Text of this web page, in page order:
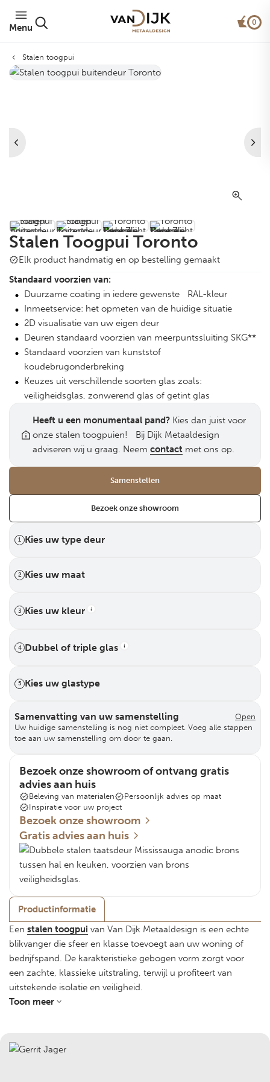
Menu
0
Stalen toogpui
Stalen Toogpui Toronto
Elk product handmatig en op bestelling gemaakt
Standaard voorzien van:
Duurzame coating in iedere gewenste RAL-kleur
Inmeetservice: het opmeten van de huidige situatie
2D visualisatie van uw eigen deur
Deuren standaard voorzien van meerpuntssluiting SKG**
Standaard voorzien van kunststof
koudebrugonderbreking
Keuzes uit verschillende soorten glas zoals:
veiligheidsglas, zonwerend glas of getint glas
Heeft u een monumentaal pand? Kies dan juist voor
onze stalen toogpuien! Bij Dijk Metaaldesign
adviseren wij u graag. Neem contact met ons op.
Samenstellen
Bezoek onze showroom
1 Kies uw type deur
2 Kies uw maat
3 Kies uw kleur
4 Dubbel of triple glas
5 Kies uw glastype
Samenvatting van uw samenstelling
Open
Uw huidige samenstelling is nog niet compleet. Voeg alle stappen
toe aan uw samenstelling om door te gaan.
Bezoek onze showroom of ontvang gratis
advies aan huis
Beleving van materialen
Persoonlijk advies op maat
Inspiratie voor uw project
Bezoek onze showroom
Gratis advies aan huis
Productinformatie
Een stalen toogpui van Van Dijk Metaaldesign is een echte
blikvanger die sfeer en klasse toevoegt aan uw woning of
bedrijfspand. De karakteristieke gebogen vorm zorgt voor
een zachte, klassieke uitstraling, terwijl u profiteert van
uitstekende isolatie en veiligheid.
De voordelen van een geïsoleerde stalen toogpui
geïsoleerde profielen voorzien van een
Toon meer